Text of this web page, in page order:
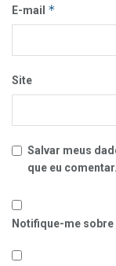
E-mail *
Site
Salvar meus
que eu comentar.
Notifique-me